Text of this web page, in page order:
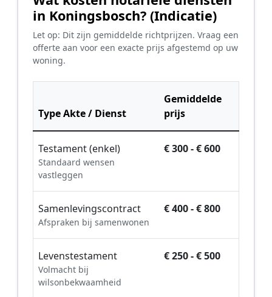
in Koningsbosch? (Indicatie)
Let op: Dit zijn gemiddelde richtprijzen. Vraag een
offerte aan voor een exacte prijs afgestemd op uw
woning.
Type Akte / Dienst
Gemiddelde
prijs
Testament (enkel)
Standaard wensen
vastleggen
€ 300 - € 600
Samenlevingscontract
Afspraken bij samenwonen
€ 400 - € 800
Levenstestament
Volmacht bij
wilsonbekwaamheid
€ 250 - € 500